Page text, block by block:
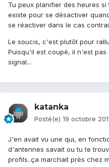
Tu peux planifier des heures
existe pour se désactiver
se réactiver dans le cas
Le soucis, c'est plutôt pour
Puisqu'il est coupé, il n'est
signal...
katanka
Posté(e) 19 octobre
J'en avait vu une qui, en
d'antennes savait ou tu te
profils..ça marchait près chez